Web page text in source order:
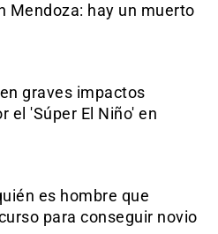
Mendoza: hay un muerto
graves impactos
el 'Súper El Niño' en
es hombre que
para conseguir novio